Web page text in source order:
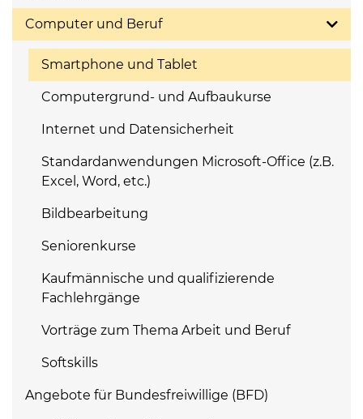
Computer und Beruf
Smartphone und Tablet
Computergrund- und Aufbaukurse
Internet und Datensicherheit
Standardanwendungen Microsoft-Office (z.B.
Excel, Word, etc.)
Bildbearbeitung
Seniorenkurse
Kaufmännische und qualifizierende
Fachlehrgänge
Vorträge zum Thema Arbeit und Beruf
Softskills
Angebote für Bundesfreiwillige (BFD)